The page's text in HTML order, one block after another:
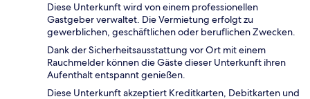
Diese Unterkunft wird von einem professionellen
Gastgeber verwaltet. Die Vermietung erfolgt zu
gewerblichen, geschäftlichen oder beruflichen Zwecken.
Dank der Sicherheitsausstattung vor Ort mit einem
Rauchmelder können die Gäste dieser Unterkunft ihren
Aufenthalt entspannt genießen.
Diese Unterkunft akzeptiert Kreditkarten, Debitkarten und